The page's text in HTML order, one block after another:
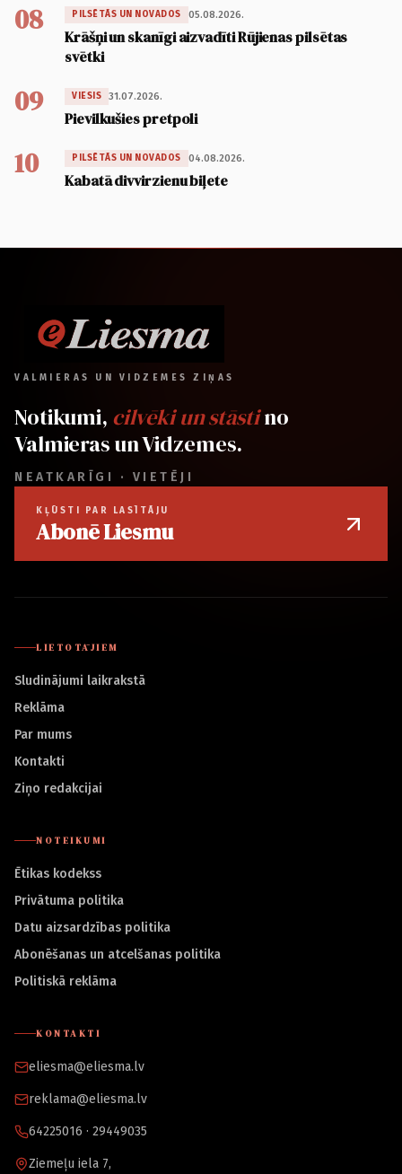
08 PILSĒTĀS UN NOVADOS 05.08.2026.
Krāšņi un skanīgi aizvadīti Rūjienas pilsētas
svētki
09 VIESIS 31.07.2026.
Pievilkušies pretpoli
10 PILSĒTĀS UN NOVADOS 04.08.2026.
Kabatā divvirzienu biļete
VALMIERAS UN VIDZEMES ZIŅAS
Notikumi, cilvēki un stāstino
Valmieras un Vidzemes.
NEATKARĪGI · VIETĒJI
KĻŪSTI PAR LASĪTĀJU
Abonē Liesmu
LIETOTĀJIEM
Sludinājumi laikrakstā
Reklāma
Par mums
Kontakti
Ziņo redakcijai
NOTEIKUMI
Ētikas kodekss
Privātuma politika
Datu aizsardzības politika
Abonēšanas un atcelšanas politika
Politiskā reklāma
KONTAKTI
eliesma@eliesma.lv
reklama@eliesma.lv
64225016 · 29449035
Ziemeļu iela 7,